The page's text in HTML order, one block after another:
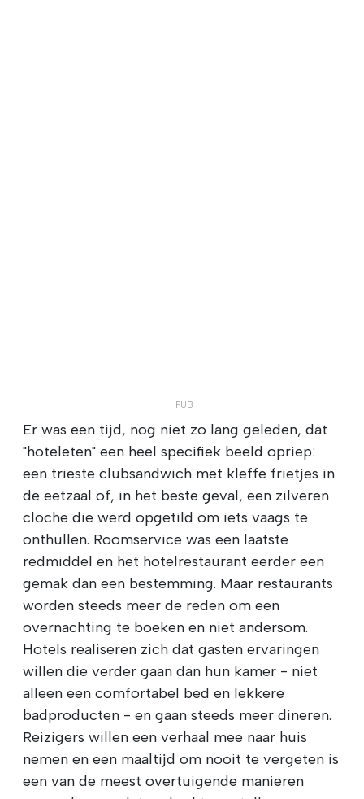
Er was een tijd, nog niet zo lang geleden, dat
"hoteleten" een heel specifiek beeld opriep:
een trieste clubsandwich met kleffe frietjes in
de eetzaal of, in het beste geval, een zilveren
cloche die werd opgetild om iets vaags te
onthullen. Roomservice was een laatste
redmiddel en het hotelrestaurant eerder een
gemak dan een bestemming. Maar restaurants
worden steeds meer de reden om een
overnachting te boeken en niet andersom.
Hotels realiseren zich dat gasten ervaringen
willen die verder gaan dan hun kamer - niet
alleen een comfortabel bed en lekkere
badproducten - en gaan steeds meer dineren.
Reizigers willen een verhaal mee naar huis
nemen en een maaltijd om nooit te vergeten is
een van de meest overtuigende manieren